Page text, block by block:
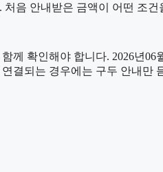
음 안내받은 금액이 어떤 조
께 확인해야 합니다. 2026년
결되는 경우에는 구두 안내